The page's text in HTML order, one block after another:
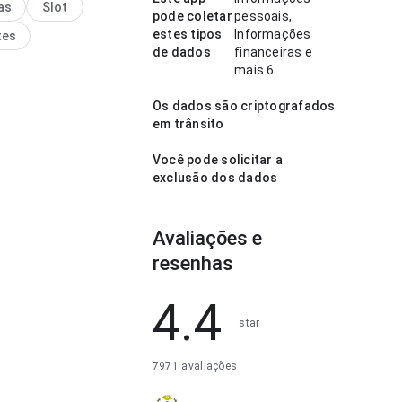
longas; a interface não
informações do app.
quer decidir
Slot
pode coletar
estes tipos
de dados
pessoais,
Informações
financeiras e
mais 6
Os dados são criptografados
em trânsito
Você pode solicitar a
exclusão dos dados
Avaliações e
resenhas
4.4 star
7971 avaliações